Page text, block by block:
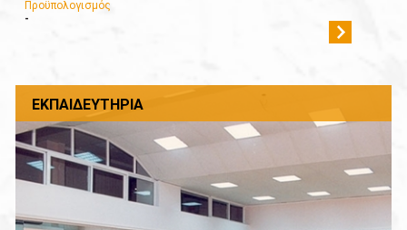
Προϋπολογισμός
-
ΕΚΠΑΙΔΕΥΤΉΡΙΑ